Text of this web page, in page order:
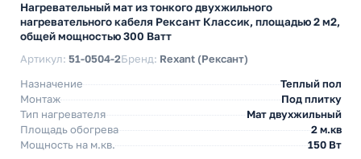
Нагревательный мат из тонкого двухжильного
нагревательного кабеля Рексант Классик, площадью 2 м2,
общей мощностью 300 Ватт
Артикул: 51-0504-2Бренд: Rexant (Рексант)
Назначение
Теплый пол
Монтаж
Под плитку
Тип нагревателя
Мат двухжильный
Площадь обогрева
2 м.кв
Мощность на м.кв.
150 Вт